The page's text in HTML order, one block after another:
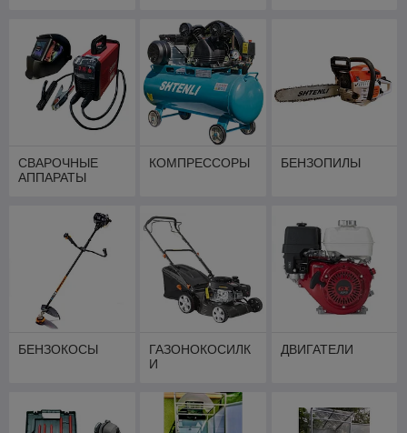
СВАРОЧНЫЕ
АППАРАТЫ
КОМПРЕССОРЫ БЕНЗОПИЛЫ
БЕНЗОКОСЫ
ГАЗОНОКОСИЛК
И
ДВИГАТЕЛИ